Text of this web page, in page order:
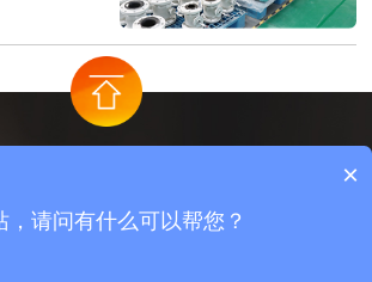
备15017987号-4
技术支持：牛商股份
×
，请问有什么可以帮您？